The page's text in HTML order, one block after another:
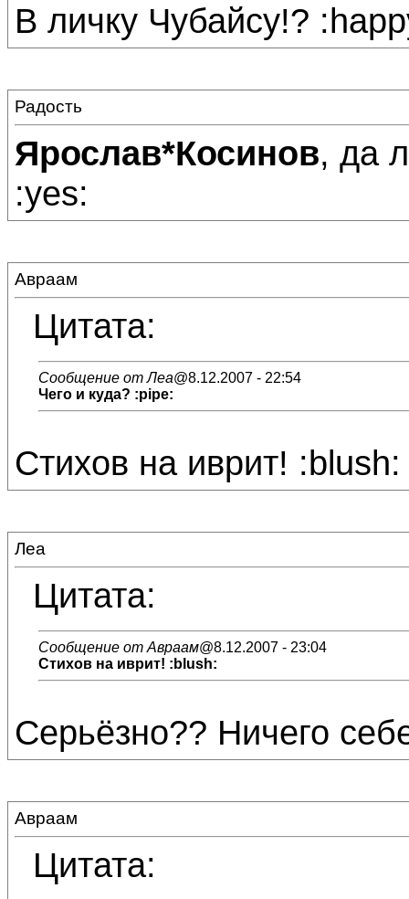
В личку Чубайсу!?
Радость
Ярослав*Косинов, да
:yes:
Авраам
Цитата:
Сообщение от Леа@8.12.2007 - 22:54
Чего и куда? :pipe:
Стихов на иврит! :blush:
Леа
Цитата:
Сообщение от Авраам@8.12.2007 - 23:04
Стихов на иврит! :blush:
Серьёзно?? Ничего
Авраам
Цитата: